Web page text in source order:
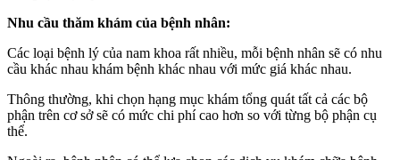
Nhu cầu thăm khám của bệnh nhân:
Các loại bệnh lý của nam khoa rất nhiều, mỗi bệnh nhân sẽ có nhu
cầu khác nhau khám bệnh khác nhau với mức giá khác nhau.
Thông thường, khi chọn hạng mục khám tổng quát tất cả các bộ
phận trên cơ sở sẽ có mức chi phí cao hơn so với từng bộ phận cụ
thể.